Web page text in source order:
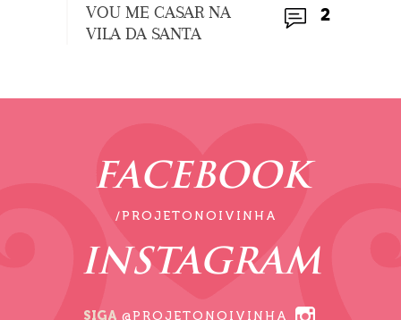
2
VOU ME CASAR NA
VILA DA SANTA
FACEBOOK
/PROJETONOIVINHA
INSTAGRAM
SIGA @PROJETONOIVINHA